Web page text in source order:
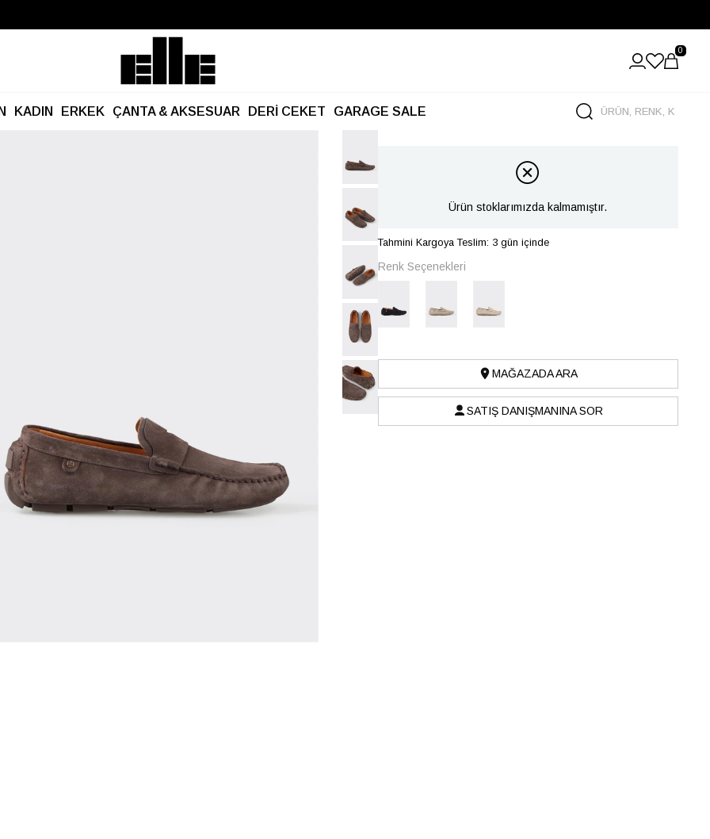
Kargo Ücretsiz!
0
KADIN ERKEK ÇANTA & AKSESUAR DERİ CEKET GARAGE SALE
Ürün stoklarımızda kalmamıştır.
Tahmini Kargoya Teslim: 3 gün içinde
Renk Seçenekleri
MAĞAZADA ARA
SATIŞ DANIŞMANINA SOR